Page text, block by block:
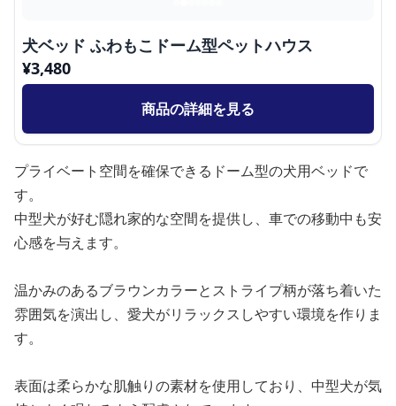
犬ベッド ふわもこドーム型ペットハウス
¥3,480
商品の詳細を見る
プライベート空間を確保できるドーム型の犬用ベッドで
す。
中型犬が好む隠れ家的な空間を提供し、車での移動中も安
心感を与えます。
温かみのあるブラウンカラーとストライプ柄が落ち着いた
雰囲気を演出し、愛犬がリラックスしやすい環境を作りま
す。
表面は柔らかな肌触りの素材を使用しており、中型犬が気